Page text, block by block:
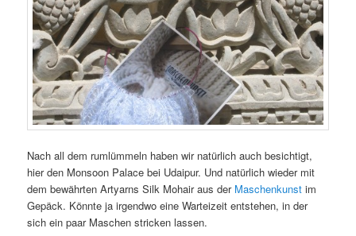
Nach all dem rumlümmeln haben wir natürlich auch besichtigt,
hier den Monsoon Palace bei Udaipur. Und natürlich wieder mit
dem bewährten Artyarns Silk Mohair aus der Maschenkunst im
Gepäck. Könnte ja irgendwo eine Warteizeit entstehen, in der
sich ein paar Maschen stricken lassen.